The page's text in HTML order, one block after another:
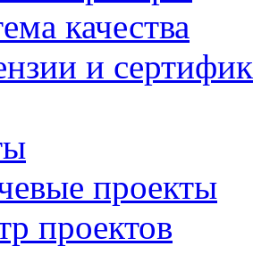
качества
и
проекты
проектов